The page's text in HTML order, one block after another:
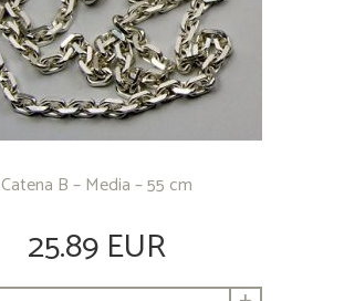
Catena B – Media – 55 cm
25.89 EUR